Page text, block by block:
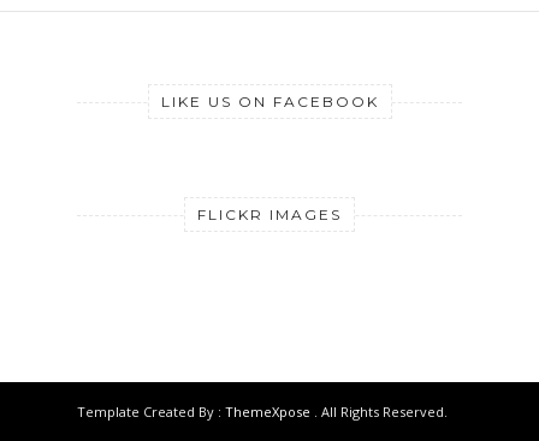
LIKE US ON FACEBOOK
FLICKR IMAGES
Template Created By : ThemeXpose
. All Rights Reserved.